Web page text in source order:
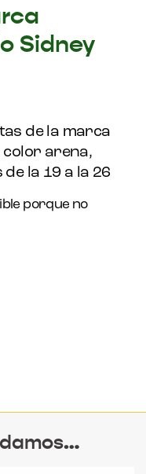
Sidney
de la marca
color arena,
la 19 a la 26
porque no